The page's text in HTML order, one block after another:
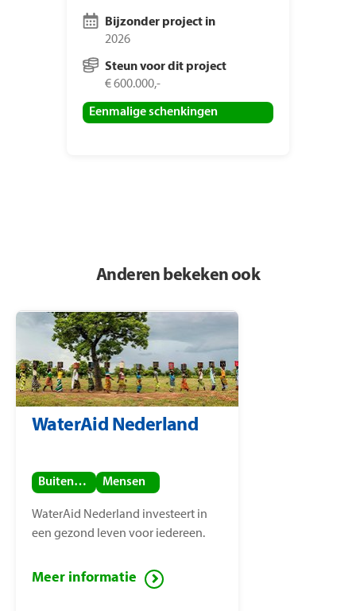
Bijzonder project in
2026
Steun voor dit project
€ 600.000,-
Eenmalige schenkingen
Anderen bekeken ook
WaterAid Nederland
Buitenland Mensen
WaterAid Nederland investeert in
een gezond leven voor iedereen.
Meer informatie